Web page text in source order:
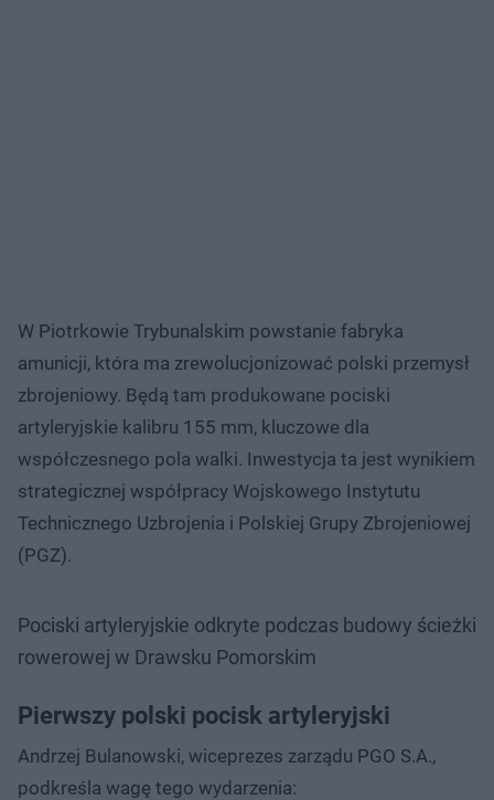
W Piotrkowie Trybunalskim powstanie fabryka
amunicji, która ma zrewolucjonizować polski przemysł
zbrojeniowy. Będą tam produkowane pociski
artyleryjskie kalibru 155 mm, kluczowe dla
współczesnego pola walki. Inwestycja ta jest wynikiem
strategicznej współpracy Wojskowego Instytutu
Technicznego Uzbrojenia i Polskiej Grupy Zbrojeniowej
(PGZ).
Pociski artyleryjskie odkryte podczas budowy ścieżki
rowerowej w Drawsku Pomorskim
Pierwszy polski pocisk artyleryjski
Andrzej Bulanowski, wiceprezes zarządu PGO S.A.,
podkreśla wagę tego wydarzenia: